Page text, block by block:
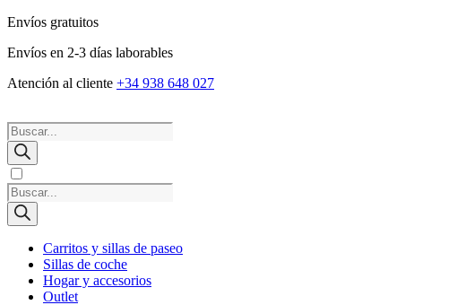
Envíos gratuitos
Envíos en 2-3 días laborables
Atención al cliente +34 938 648 027
Búsqueda
de
productos
Búsqueda
de
productos
Carritos y sillas de paseo
Sillas de coche
Hogar y accesorios
Outlet